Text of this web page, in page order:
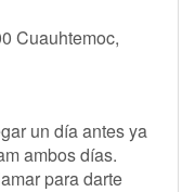
Cuauhtemoc,
un día antes ya
ambos días.
para darte